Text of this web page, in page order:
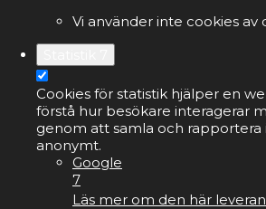
Vi använder inte cookies av
Cookies för statistik hjälper en
förstå hur besökare interagerar
genom att samla och rapportera
anonymt.
Google
7
Läs mer om den här